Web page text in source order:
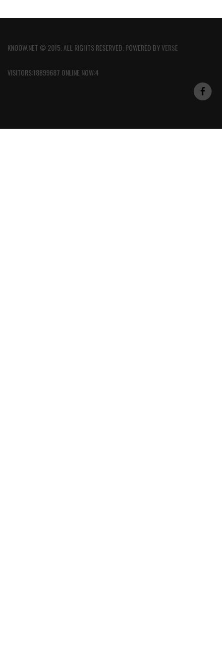
KNOOW.NET © 2015. ALL RIGHTS RESERVED. POWERED BYVERSE
VISITORS:18899687 ONLINE NOW:4